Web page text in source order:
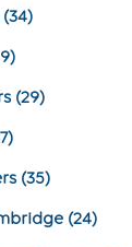
(29)
(35)
(24)